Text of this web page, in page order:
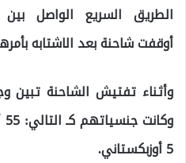
أوقفت شاحنة بعد الاشتابه
5 أوزبكستاني.